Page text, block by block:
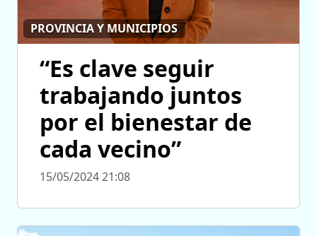
PROVINCIA Y MUNICIPIOS
“Es clave seguir
trabajando juntos
por el bienestar de
cada vecino”
15/05/2024 21:08